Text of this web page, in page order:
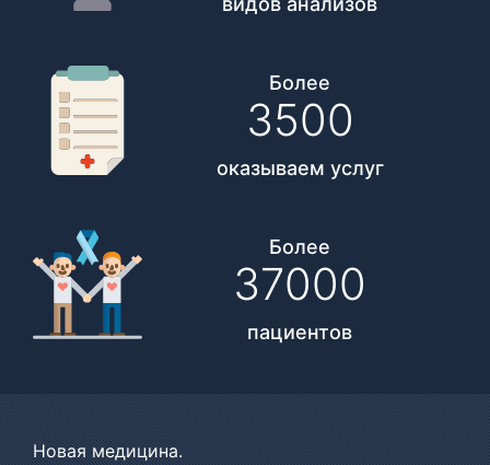
Более
3500
оказываем услуг
Более
37000
пациентов
Новая медицина.